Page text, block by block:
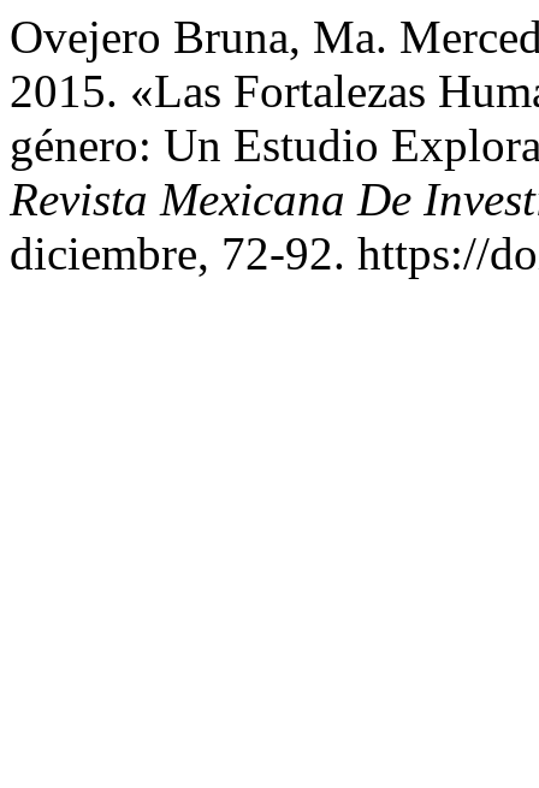
Ovejero Bruna, Ma.
2015. «Las Fortalezas
género: Un Estudio
Revista Mexicana De
diciembre, 72-92. https://